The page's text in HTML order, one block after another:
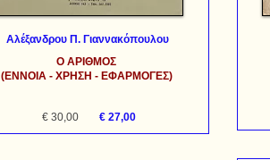
Αλέξανδρου Π. Γιαννακόπουλου
Ο ΑΡΙΘΜΟΣ
(ΕΝΝΟΙΑ - ΧΡΗΣΗ - ΕΦΑΡΜΟΓΕΣ)
€ 30,00 € 27,00